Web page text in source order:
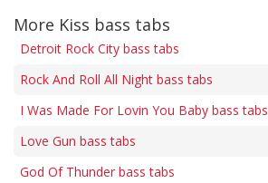
More Kiss bass tabs
Detroit Rock City bass tabs
Rock And Roll All Night bass tabs
I Was Made For Lovin You Baby bass tabs
Love Gun bass tabs
God Of Thunder bass tabs